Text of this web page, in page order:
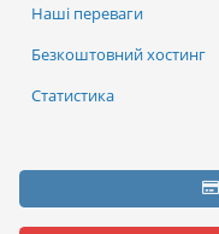
Наші переваги
Безкоштовний хостинг
Статистика